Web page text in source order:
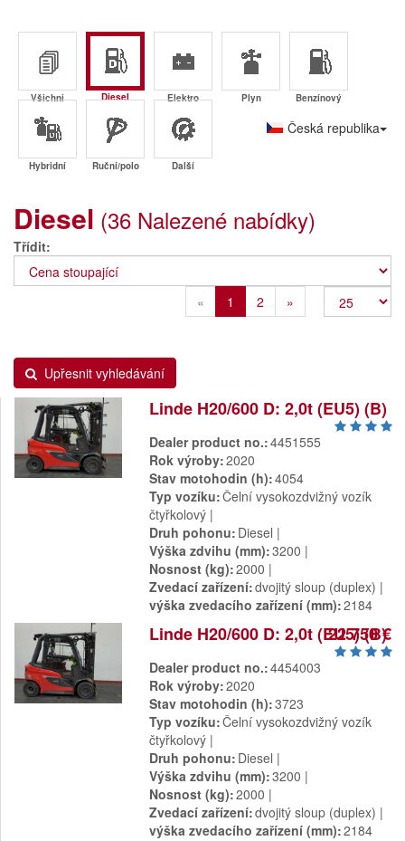
Všichni Diesel Elektro Plyn Benzínový
Hybridní Ruční/polo Další
Česká republika
Diesel (36 Nalezené nabídky)
Třídit
« Previous
1 2 »
Upřesnit vyhledávání
Linde H20/600 D: 2,0t (EU5) (B)
Dealer product no. 4451555
Rok výroby 2020
Stav motohodin (h) 4054
Typ vozíku Čelní vysokozdvižný vozík
čtyřkolový
Druh pohonu Diesel
Výška zdvihu (mm) 3200
Nosnost (kg) 2000
Zvedací zařízení dvojitý sloup (duplex)
výška zvedacího zařízení (mm) 2184
22 750 €
Linde H20/600 D: 2,0t (EU5) (B)
Dealer product no. 4454003
Rok výroby 2020
Stav motohodin (h) 3723
Typ vozíku Čelní vysokozdvižný vozík
čtyřkolový
Druh pohonu Diesel
Výška zdvihu (mm) 3200
Nosnost (kg) 2000
Zvedací zařízení dvojitý sloup (duplex)
výška zvedacího zařízení (mm) 2184